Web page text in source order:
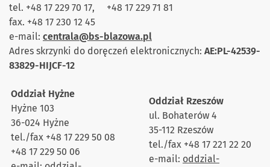
tel. +48 17 229 70 17, +48 17 229 71 81
fax. +48 17 230 12 45
e-mail: centrala@bs-blazowa.pl
Adres skrzynki do doręczeń elektronicznych: AE:PL-42539-
83829-HIJCF-12
Oddział Hyżne
Hyżne 103
36-024 Hyżne
tel./fax +48 17 229 50 08
+48 17 229 50 06
Oddział Rzeszów
ul. Bohaterów 4
35-112 Rzeszów
tel./fax +48 17 221 22 20
e-mail: oddzial-